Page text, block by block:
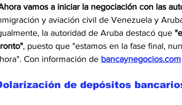
vamos a iniciar la negociación con las
y aviación civil de Venezuela y
la autoridad de Aruba destacó que
, puesto que "estamos en la fase final,
Con información de bancaynegocios.com
de depósitos